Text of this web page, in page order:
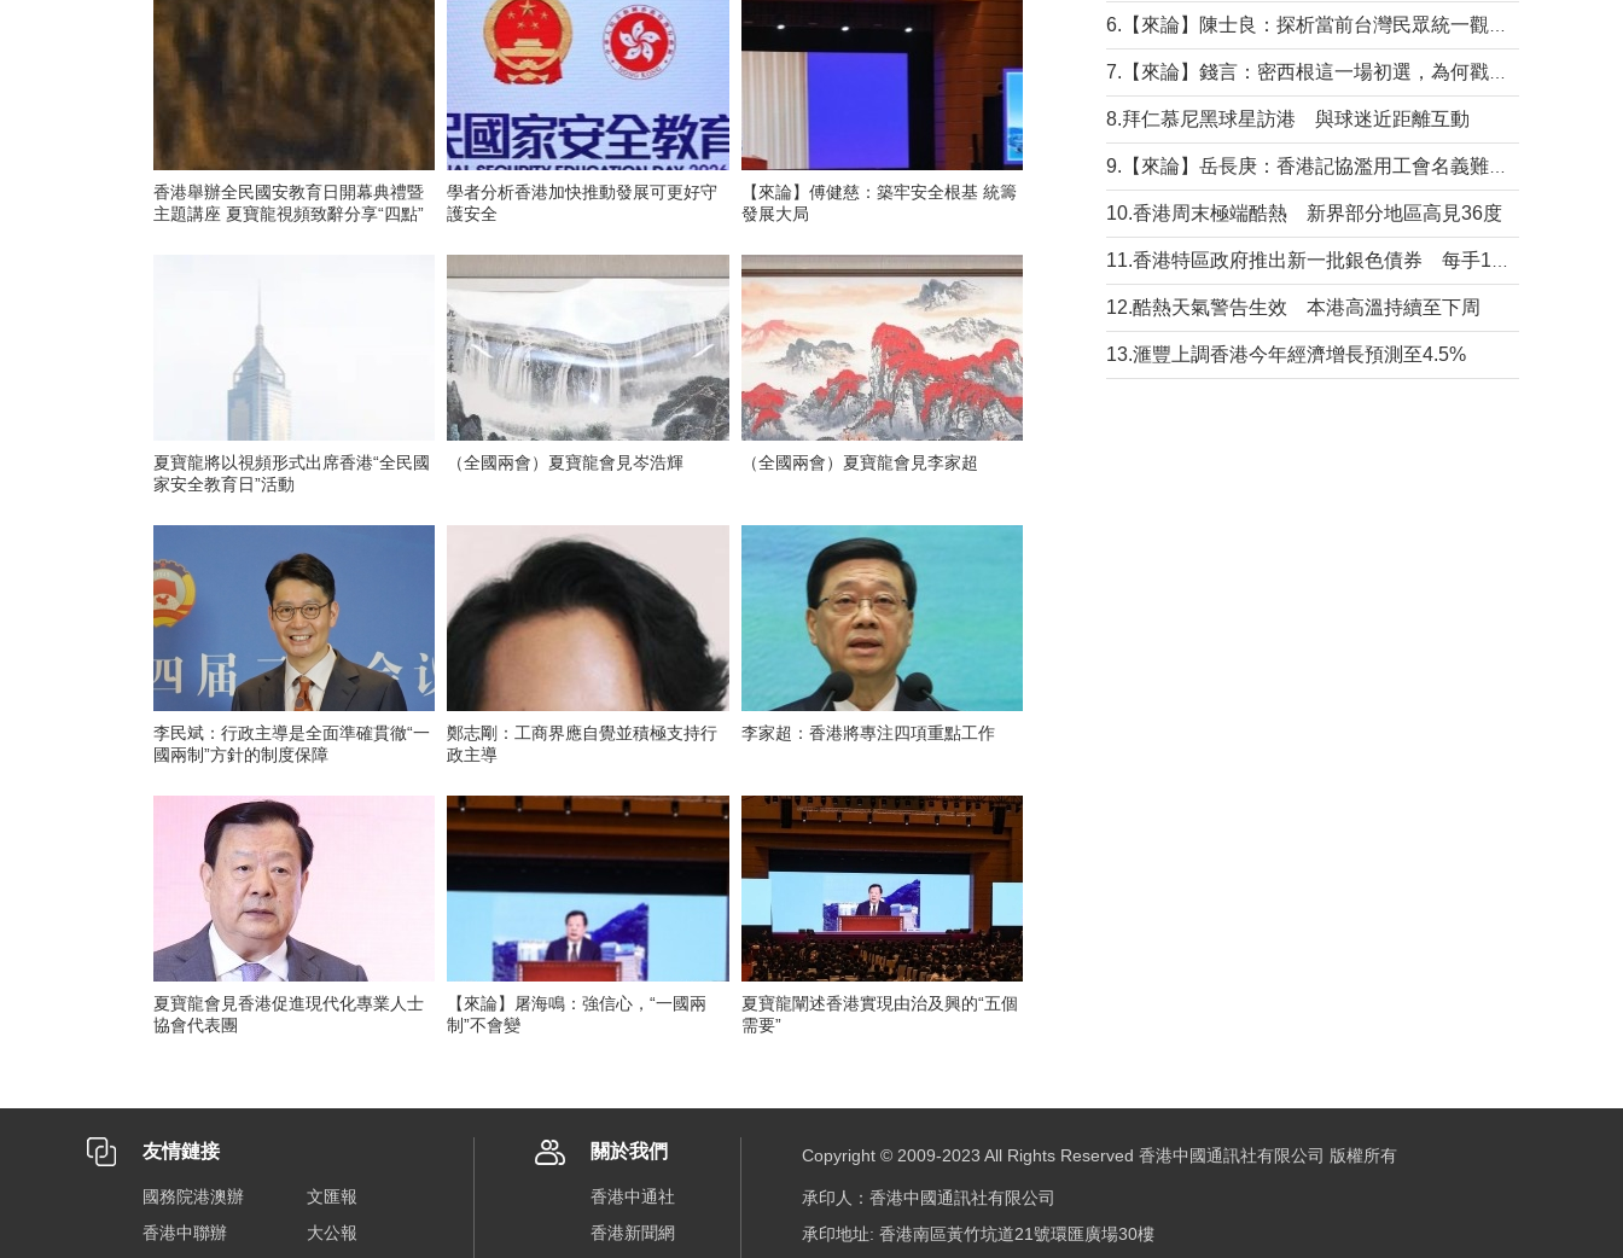
香港舉辦全民國安教育日開幕典禮暨
主題講座 夏寶龍視頻致辭分享“四點”
學者分析香港加快推動發展可更好守
護安全
【來論】傅健慈：築牢安全根基 統籌
發展大局
夏寶龍將以視頻形式出席香港“全民國
家安全教育日”活動
（全國兩會）夏寶龍會見岑浩輝 （全國兩會）夏寶龍會見李家超
李民斌：行政主導是全面準確貫徹“一
國兩制”方針的制度保障
鄭志剛：工商界應自覺並積極支持行
政主導
李家超：香港將專注四項重點工作
夏寶龍會見香港促進現代化專業人士
協會代表團
【來論】屠海鳴：強信心，“一國兩
制”不會變
夏寶龍闡述香港實現由治及興的“五個
需要”
8.拜仁慕尼黑球星訪港 與球迷近距離互動
10.香港周末極端酷熱 新界部分地區高見36度
12.酷熱天氣警告生效 本港高溫持續至下周
13.滙豐上調香港今年經濟增長預測至4.5%
友情鏈接
國務院港澳辦
文匯報
香港中聯辦
大公報
關於我們
香港中通社
香港新聞網
Copyright © 2009-2023 All Rights Reserved 香港中國通訊社有限公司 版權所有
承印人：香港中國通訊社有限公司
承印地址: 香港南區黃竹坑道21號環匯廣場30樓